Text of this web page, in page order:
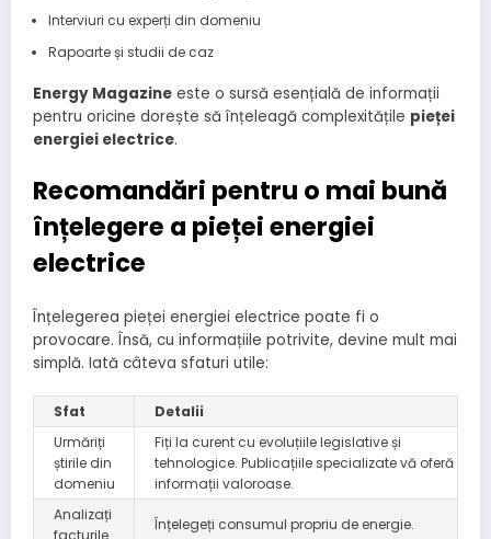
Interviuri cu experți din domeniu
Rapoarte și studii de caz
Energy Magazine este o sursă esențială de informații
pentru oricine dorește să înțeleagă complexitățile pieței
energiei electrice.
Recomandări pentru o mai bună
înțelegere a pieței energiei
electrice
Înțelegerea pieței energiei electrice poate fi o
provocare. Însă, cu informațiile potrivite, devine mult mai
simplă. Iată câteva sfaturi utile:
Sfat
Detalii
Urmăriți
știrile din
domeniu
Fiți la curent cu evoluțiile legislative și
tehnologice. Publicațiile specializate vă oferă
informații valoroase.
Analizați
Înțelegeți consumul propriu de energie.